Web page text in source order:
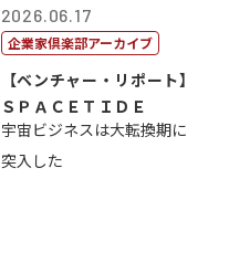
2026.06.17
企業家倶楽部アーカイブ
【ベンチャー・リポート】
ＳＰＡＣＥＴＩＤＥ
宇宙ビジネスは大転換期に
突入した